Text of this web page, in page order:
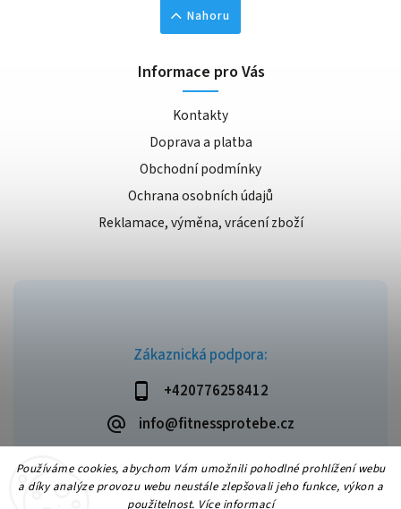
Používáme cookies, abychom Vám umožnili pohodlné prohlížení webu
a díky analýze provozu webu neustále zlepšovali jeho funkce, výkon a
použitelnost. Více informací
Nahoru
Zákaznická podpora:
+420776258412
info@fitnessprotebe.cz
Informace pro Vás
Kontakty
Doprava a platba
Obchodní podmínky
Ochrana osobních údajů
Reklamace, výměna, vrácení zboží